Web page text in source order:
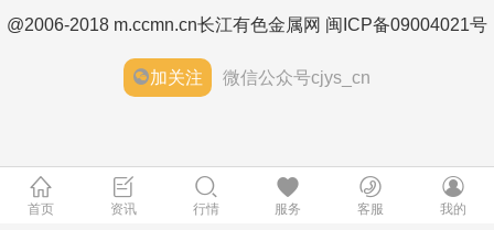
@2006-2018 m.ccmn.cn长江有色金属网 闽ICP备09004021号
加关注 微信公众号cjys_cn
首页 资讯 行情 服务 客服 我的